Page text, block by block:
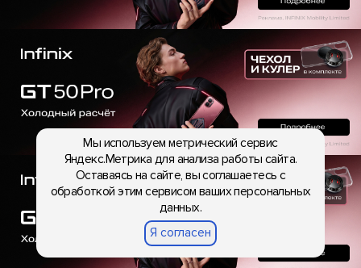
Мы используем метрический сервис
Яндекс.Метрика для анализа работы сайта.
Оставаясь на сайте, вы соглашаетесь с
обработкой этим сервисом ваших персональных
данных.
Я согласен